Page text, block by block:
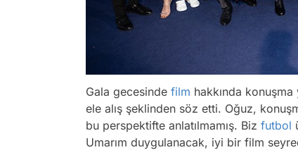
Gala gecesinde film hakkında
ele alış şeklinden söz etti. Oğuz,
bu perspektifte anlatılmamış. Biz futbol
Umarım duygulanacak, iyi bir film